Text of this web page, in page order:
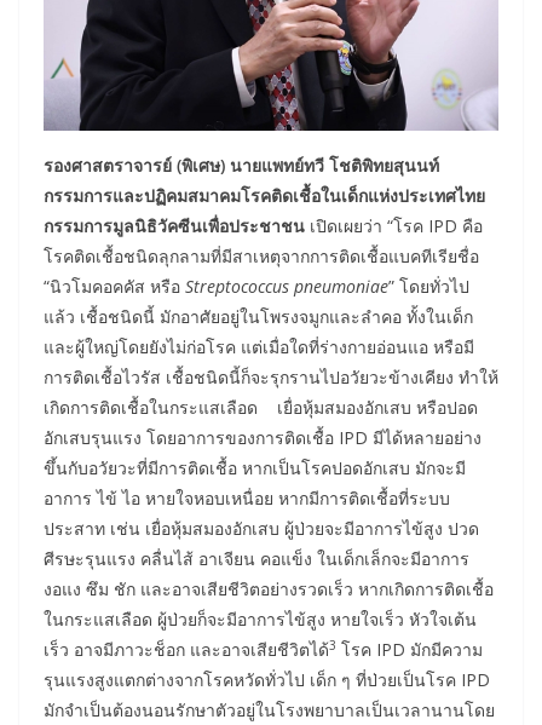
รองศาสตราจารย์ (พิเศษ) นายแพทย์ทวี โชติพิทยสุนนท์
กรรมการและปฏิคมสมาคมโรคติดเชื้อในเด็กแห่งประเทศไทย
กรรมการมูลนิธิวัคซีนเพื่อประชาชน เปิดเผยว่า “โรค IPD คือ
โรคติดเชื้อชนิดลุกลามที่มีสาเหตุจากการติดเชื้อแบคทีเรียชื่อ
“นิวโมคอคคัส หรือ Streptococcus pneumoniae” โดยทั่วไป
แล้ว เชื้อชนิดนี้ มักอาศัยอยู่ในโพรงจมูกและลำคอ ทั้งในเด็ก
และผู้ใหญ่โดยยังไม่ก่อโรค แต่เมื่อใดที่ร่างกายอ่อนแอ หรือมี
การติดเชื้อไวรัส เชื้อชนิดนี้ก็จะรุกรานไปอวัยวะข้างเคียง ทำให้
เกิดการติดเชื้อในกระแสเลือด เยื่อหุ้มสมองอักเสบ หรือปอด
อักเสบรุนแรง โดยอาการของการติดเชื้อ IPD มีได้หลายอย่าง
ขึ้นกับอวัยวะที่มีการติดเชื้อ หากเป็นโรคปอดอักเสบ มักจะมี
อาการ ไข้ ไอ หายใจหอบเหนื่อย หากมีการติดเชื้อที่ระบบ
ประสาท เช่น เยื่อหุ้มสมองอักเสบ ผู้ป่วยจะมีอาการไข้สูง ปวด
ศีรษะรุนแรง คลื่นไส้ อาเจียน คอแข็ง ในเด็กเล็กจะมีอาการ
งอแง ซึม ชัก และอาจเสียชีวิตอย่างรวดเร็ว หากเกิดการติดเชื้อ
ในกระแสเลือด ผู้ป่วยก็จะมีอาการไข้สูง หายใจเร็ว หัวใจเต้น
เร็ว อาจมีภาวะช็อก และอาจเสียชีวิตได้3 โรค IPD มักมีความ
รุนแรงสูงแตกต่างจากโรคหวัดทั่วไป เด็ก ๆ ที่ป่วยเป็นโรค IPD
มักจำเป็นต้องนอนรักษาตัวอยู่ในโรงพยาบาลเป็นเวลานานโดย